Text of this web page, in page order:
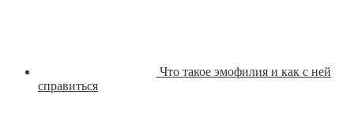
Что такое эмофилия и как с ней
справиться